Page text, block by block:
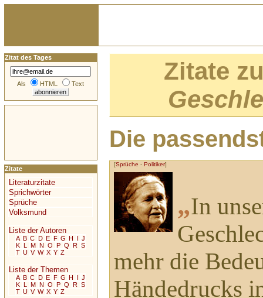
Zitate
Die
[Sprüche - Politiker]
„In
mehr die
Händedrucks
Zitat des Tages
Als HTML Text
Zitate
Literaturzitate
Sprichwörter
Sprüche
Volksmund
Liste der Autoren
A B C D E F G H I J
K L M N O P Q R S
T U V W X Y Z
Liste der Themen
A B C D E F G H I J
K L M N O P Q R S
T U V W X Y Z